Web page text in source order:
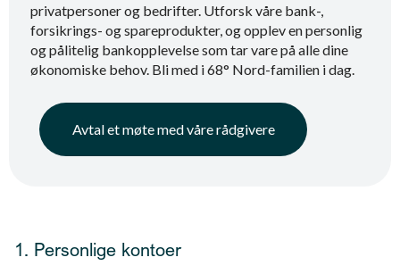
privatpersoner og bedrifter. Utforsk våre bank-,
forsikrings- og spareprodukter, og opplev en personlig
og pålitelig bankopplevelse som tar vare på alle dine
økonomiske behov. Bli med i 68° Nord-familien i dag.
Avtal et møte med våre rådgivere
1. Personlige kontoer